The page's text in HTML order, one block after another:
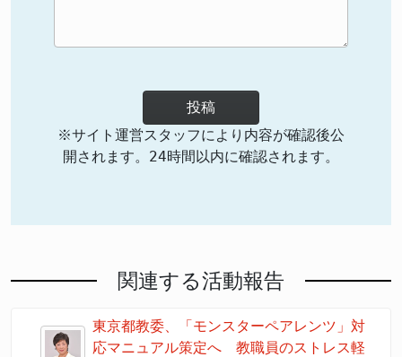
投稿
※サイト運営スタッフにより内容が確認後公
開されます。24時間以内に確認されます。
関連する活動報告
東京都教委、「モンスターペアレンツ」対
応マニュアル策定へ 教職員のストレス軽